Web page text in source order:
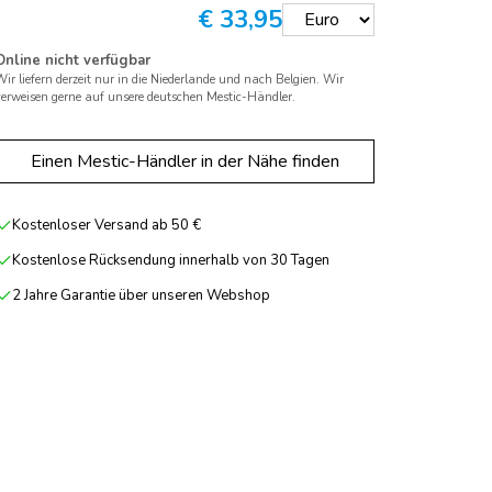
€ 33,95
nicht verfügbar
liefern derzeit nur in die Niederlande und nach Belgien. Wir
gerne auf unsere deutschen Mestic-Händler.
Einen Mestic-Händler in der Nähe finden
Kostenloser Versand ab 50 €
Kostenlose Rücksendung innerhalb von 30 Tagen
2 Jahre Garantie über unseren Webshop